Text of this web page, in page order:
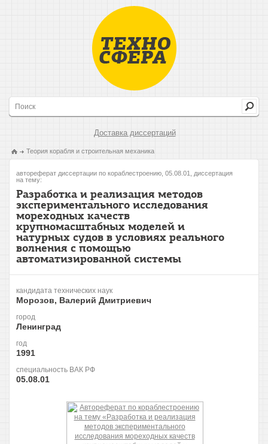
Доставка диссертаций
Теория корабля и строительная механика
автореферат диссертации по кораблестроению, 05.08.01, диссертация
на тему:
Разработка и реализация методов
экспериментального исследования
мореходных качеств
крупномасштабных моделей и
натурных судов в условиях реального
волнения с помощью
автоматизированной системы
кандидата технических наук
Морозов, Валерий Дмитриевич
город
Ленинград
год
1991
специальность ВАК РФ
05.08.01